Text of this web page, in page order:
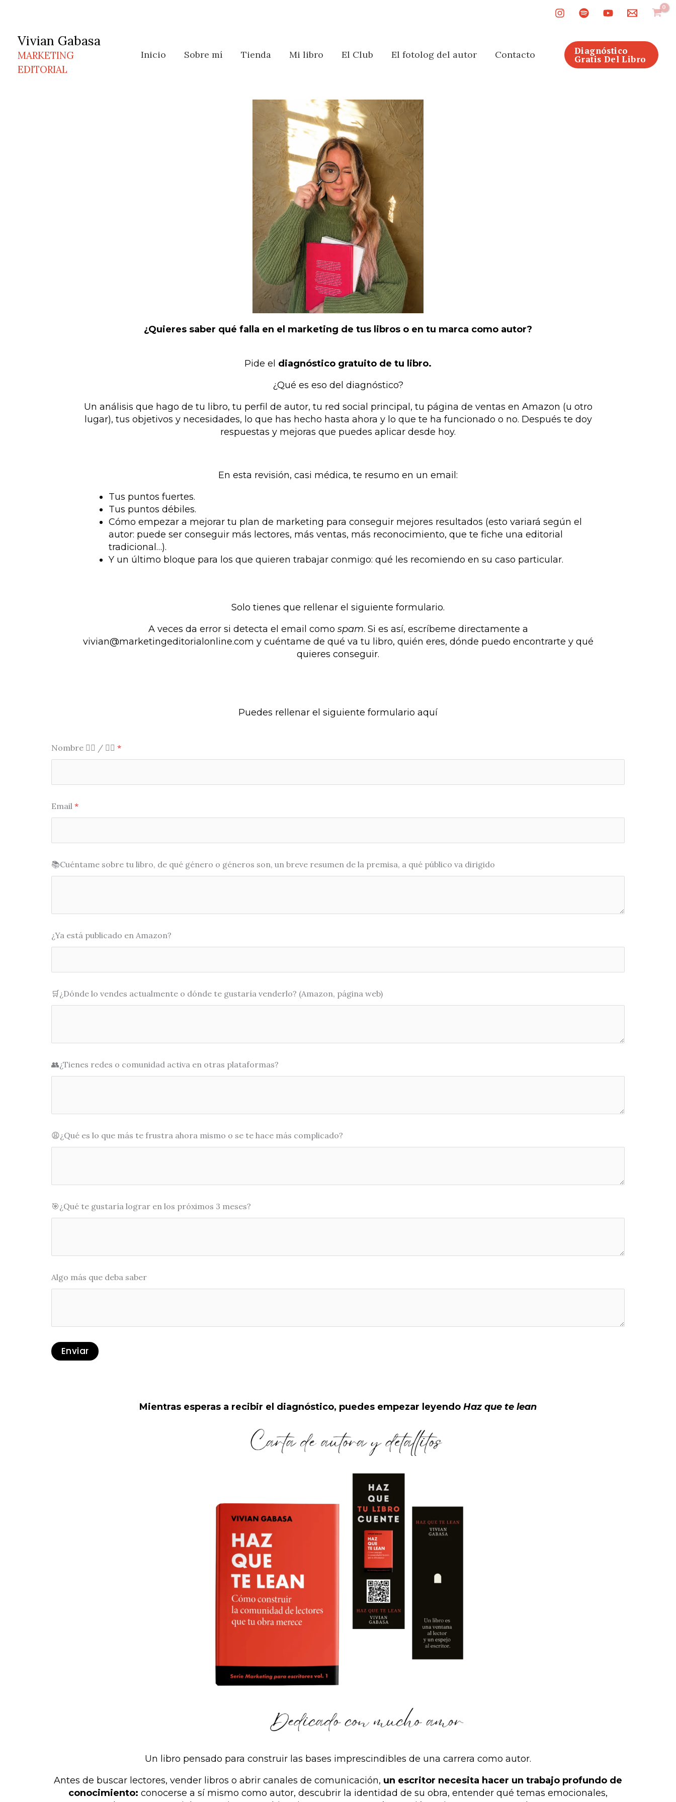
Vivian Gabasa
MARKETING
EDITORIAL
Inicio Sobre mí Tienda Mi libro El Club El fotolog del autor Contacto Diagnóstico
Gratis Del Libro
¿Quieres saber qué falla en el marketing de tus libros o en tu marca como autor?
Pide el diagnóstico gratuito de tu libro.
¿Qué es eso del diagnóstico?
Un análisis que hago de tu libro, tu perfil de autor, tu red social principal, tu página de ventas en Amazon (u otro
lugar), tus objetivos y necesidades, lo que has hecho hasta ahora y lo que te ha funcionado o no. Después te doy
respuestas y mejoras que puedes aplicar desde hoy.
En esta revisión, casi médica, te resumo en un email:
Tus puntos fuertes.
Tus puntos débiles.
Cómo empezar a mejorar tu plan de marketing para conseguir mejores resultados (esto variará según el
autor: puede ser conseguir más lectores, más ventas, más reconocimiento, que te fiche una editorial
tradicional…).
Y un último bloque para los que quieren trabajar conmigo: qué les recomiendo en su caso particular.
Solo tienes que rellenar el siguiente formulario.
A veces da error si detecta el email como spam. Si es así, escríbeme directamente a
vivian@marketingeditorialonline.com y cuéntame de qué va tu libro, quién eres, dónde puedo encontrarte y qué
quieres conseguir.
Puedes rellenar el siguiente formulario aquí
Nombre 🙋‍♀️ / 🙋‍♂️ *
Email *
📚Cuéntame sobre tu libro, de qué género o géneros son, un breve resumen de la premisa, a qué público va dirigido
¿Ya está publicado en Amazon?
🛒¿Dónde lo vendes actualmente o dónde te gustaría venderlo? (Amazon, página web)
👥¿Tienes redes o comunidad activa en otras plataformas?
😩¿Qué es lo que más te frustra ahora mismo o se te hace más complicado?
🎯¿Qué te gustaría lograr en los próximos 3 meses?
Algo más que deba saber
Enviar
Mientras esperas a recibir el diagnóstico, puedes empezar leyendo Haz que te lean
Un libro pensado para construir las bases imprescindibles de una carrera como autor.
Antes de buscar lectores, vender libros o abrir canales de comunicación, un escritor necesita hacer un trabajo profundo de
conocimiento: conocerse a sí mismo como autor, descubrir la identidad de su obra, entender qué temas emocionales,